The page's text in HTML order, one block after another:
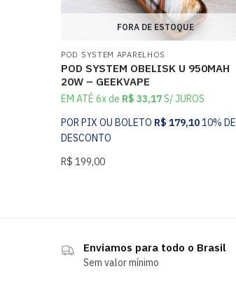
FORA DE ESTOQUE
POD SYSTEM APARELHOS
POD SYSTEM OBELISK U 950MAH
20W – GEEKVAPE
EM ATÉ 6x de R$ 33,17S/ JUROS
POR PIX OU BOLETO R$ 179,1010% DE
DESCONTO
R$ 199,00
Enviamos para todo o Brasil
Sem valor mínimo